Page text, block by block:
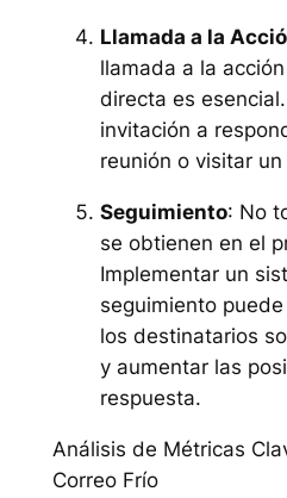
Llamada a la
llamada a la
directa es
invitación a
reunión o visitar
Seguimiento: No
se obtienen en el
Implementar un
seguimiento
los destinatarios
y aumentar las
respuesta.
Análisis de Métricas
Correo Frío